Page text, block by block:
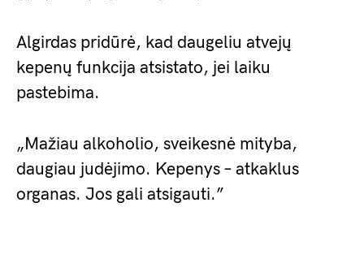
Algirdas pridūrė, kad daugeliu atvejų
kepenų funkcija atsistato, jei laiku
pastebima.
„Mažiau alkoholio, sveikesnė mityba,
daugiau judėjimo. Kepenys – atkaklus
organas. Jos gali atsigauti.”